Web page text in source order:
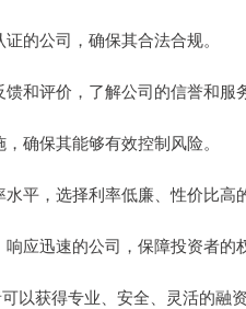
的公司，确保其合法合规。
和评价，了解公司的信誉和服
确保其能够有效控制风险。
平，选择利率低廉、性价比高
应迅速的公司，保障投资者的
以获得专业、安全、灵活的融